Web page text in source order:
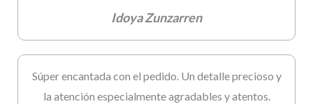
Idoya Zunzarren
Súper encantada con el pedido. Un detalle precioso y
la atención especialmente agradables y atentos.